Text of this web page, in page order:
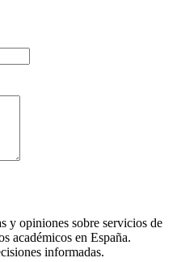
y opiniones sobre servicios de
académicos en España.
informadas.